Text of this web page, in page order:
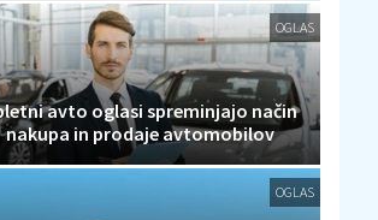
OGLAS
avto oglasi spreminjajo način
nakupa in prodaje avtomobilov
OGLAS